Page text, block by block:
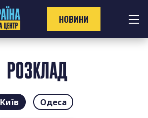
НОВИНИ
РОЗКЛАД
Київ Одеса